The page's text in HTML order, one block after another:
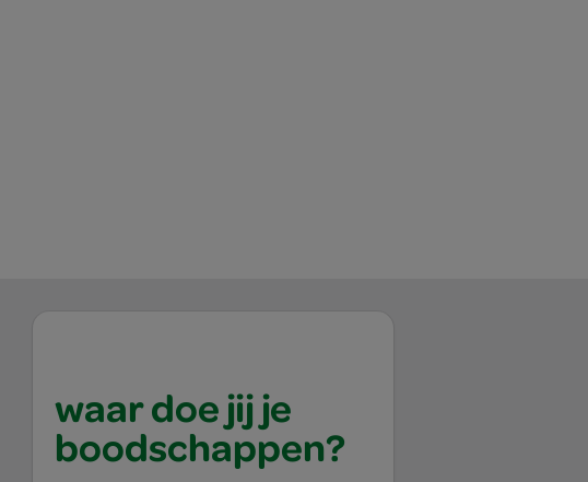
waar doe jij je
boodschappen?